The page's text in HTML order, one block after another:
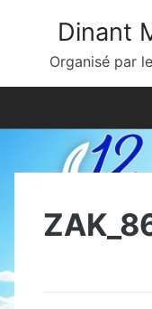
Dinant
Organisé par